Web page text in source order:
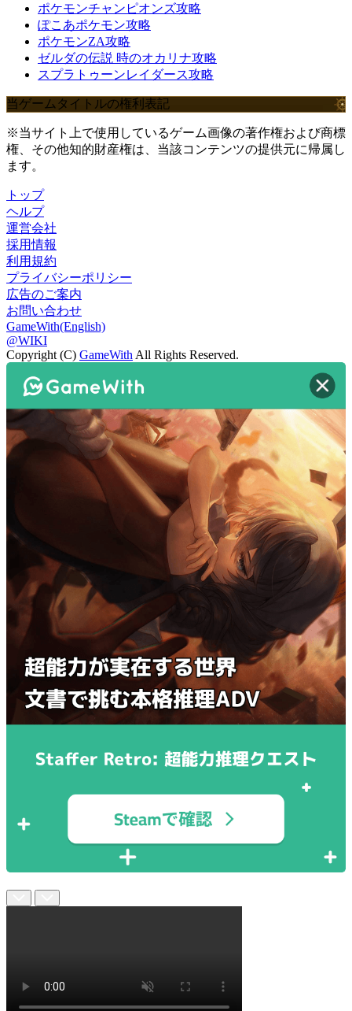
ポケモンチャンピオンズ攻略
ぽこあポケモン攻略
ポケモンZA攻略
ゼルダの伝説 時のオカリナ攻略
スプラトゥーンレイダース攻略
当ゲームタイトルの権利表記
※当サイト上で使用しているゲーム画像の著作権および商標
権、その他知的財産権は、当該コンテンツの提供元に帰属し
ます。
トップ
ヘルプ
運営会社
採用情報
利用規約
プライバシーポリシー
広告のご案内
お問い合わせ
GameWith(English)
@WIKI
Copyright (C) GameWith All Rights Reserved.